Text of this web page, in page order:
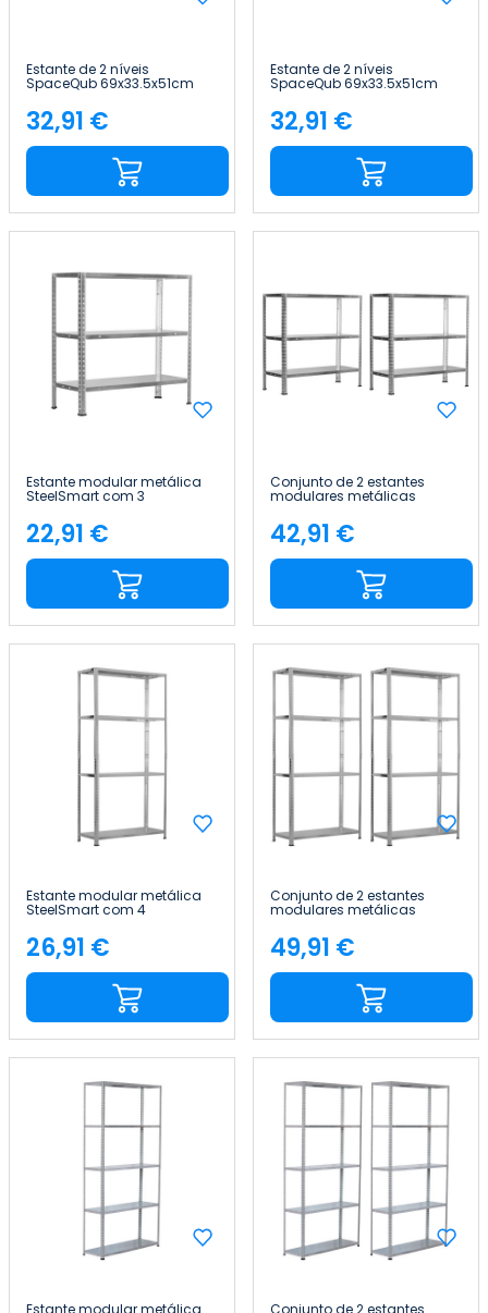
Estante de 2 níveis
SpaceQub 69x33.5x51cm
7house
Preço
32,91 €
Estante de 2 níveis
SpaceQub 69x33.5x51cm
7house
Preço
32,91 €
Estante modular metálica
SteelSmart com 3
70 cm 7house
Preço
22,91 €
Conjunto de 2 estantes
modulares metálicas
prateleiras de 120 kg, 70 x 30
x 70 cm 7house
Preço
42,91 €
Estante modular metálica
SteelSmart com 4
70 cm 7house
Preço
26,91 €
Conjunto de 2 estantes
modulares metálicas
prateleiras, capacidade de
160 kg, 145 x 30 x 70 cm
Preço
49,91 €
Estante modular metálica Conjunto de 2 estantes